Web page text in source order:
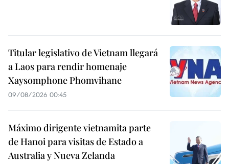
Titular legislativo de Vietnam llegará
a Laos para rendir homenaje
Xaysomphone Phomvihane
09/08/2026 00:45
Máximo dirigente vietnamita parte
de Hanoi para visitas de Estado a
Australia y Nueva Zelanda